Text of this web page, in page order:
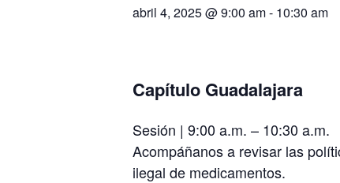
abril 4, 2025 @ 9:00 am- 10:30 am
Capítulo Guadalajara
Sesión | 9:00 a.m. – 10:30 a.m.
Acompáñanos a revisar las
ilegal de medicamentos.